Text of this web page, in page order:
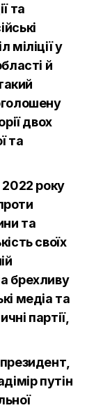
та
міліції у
й
двох
та
року
та
своїх
брехливу
медіа та
партії,
путін